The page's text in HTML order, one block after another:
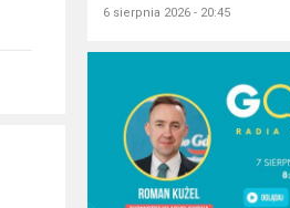
6 sierpnia 2026 - 20:45